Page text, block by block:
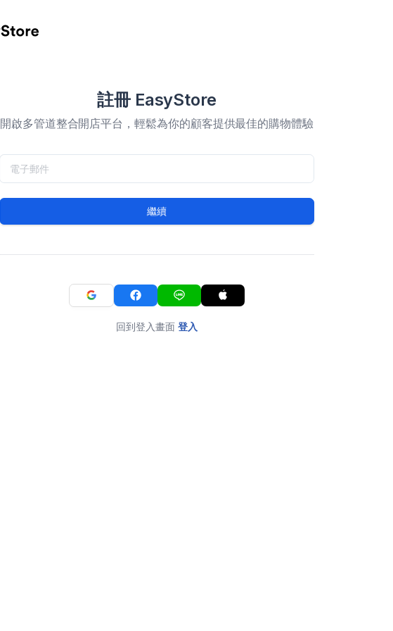
註冊 EasyStore
開啟多管道整合開店平台，輕鬆為你的顧客提供最佳的購物體驗
繼續
回到登入畫面 登入